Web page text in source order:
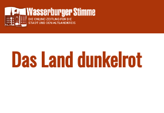
Skip
to
content
Das Land dunkelrot